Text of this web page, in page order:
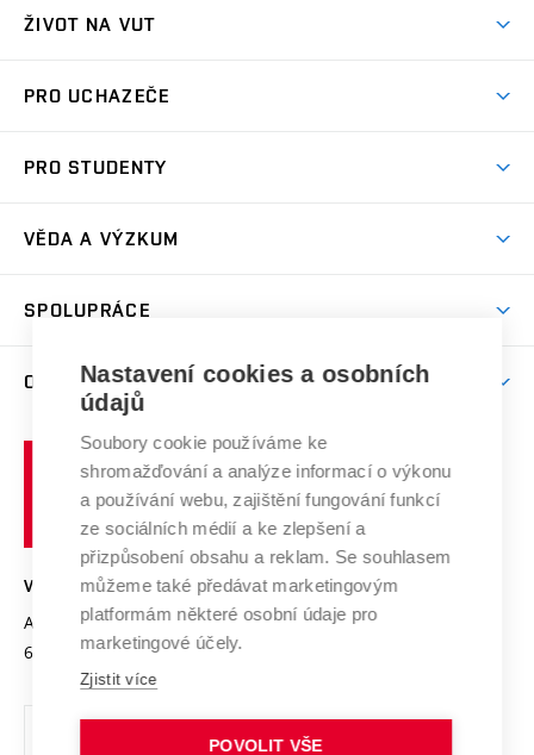
ŽIVOT NA VUT
Koleje
Sport na VUT
PRO UCHAZEČE
Dny otevřených dveří
Celoživotní vzdělávání
E-přihláška
PRO STUDENTY
Harmonogram akademického roku
Závěrečné práce
Doktorské studium
Zpracování osobních údajů studentů
Sociální bezpečí
Studium bez bariér
Podpora podnikání
VĚDA A VÝZKUM
Mezinárodní vědecká rada
Systém zajišťování kvality výzkumu
Výzkumné infrastruktury
Transfer znalostí
Open Science
Projekty
Projekty ze strukturálních fondů
Specifický výzkum
SPOLUPRÁCE
Firemní spolupráce
Zahraniční spolupráce
Spolupráce se školami
Mezinárodní dohody
Univerzitní sítě
O UNIVERZITĚ
Profil univerzity
Udržitelná univerzita
Podnikavá univerzita / ContriBUTe
Bezpečná univerzita
Vyznamenání
Organizační struktura
Ochrana osobních údajů
učení
technické
Brně
VYSOKÉ UČENÍ TECHNICKÉ V BRNĚ
Antonínská 548/1
602 00 Brno
www.vut.cz
vut@vutbr.cz
Nastavení cookies a osobních
údajů
Soubory cookie používáme ke
shromažďování a analýze informací o výkonu
a používání webu, zajištění fungování funkcí
ze sociálních médií a ke zlepšení a
přizpůsobení obsahu a reklam. Se souhlasem
můžeme také předávat marketingovým
platformám některé osobní údaje pro
marketingové účely.
Zjistit více
POVOLIT VŠE